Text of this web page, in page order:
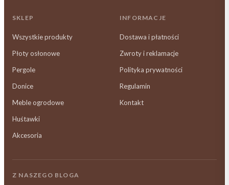
SKLEP
Wszystkie produkty
Płoty osłonowe
Pergole
Donice
Meble ogrodowe
Huśtawki
Akcesoria
INFORMACJE
Dostawa i płatności
Zwroty i reklamacje
Polityka prywatności
Regulamin
Kontakt
Z NASZEGO BLOGA